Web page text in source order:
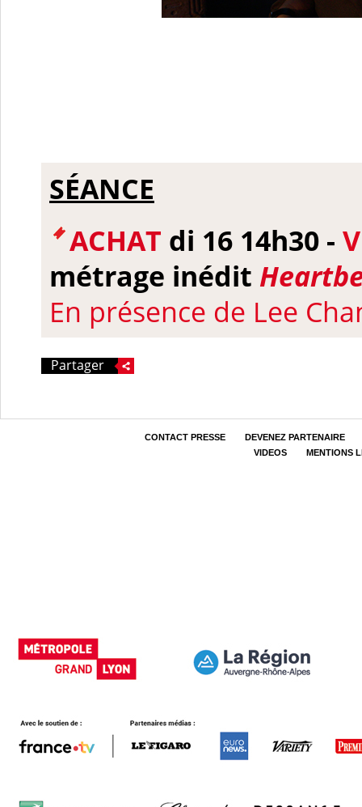
SÉANCE
ACHAT di 16 14h30 -
métrage inédit
En présence de Lee
Partager
CONTACT PRESSE
DEVENEZ PARTENAIRE
VIDEOS
MENTIONS